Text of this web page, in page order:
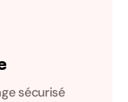
sécurisé